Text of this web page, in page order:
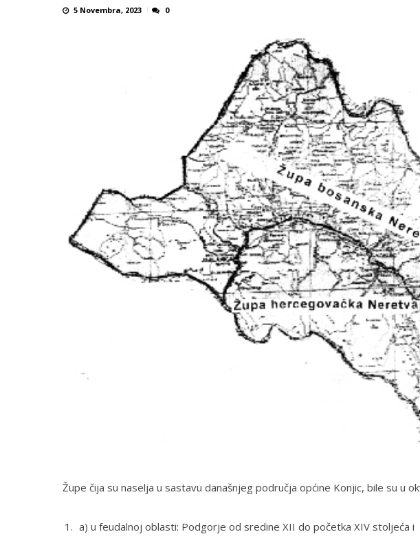
5 Novembra, 2023 0
Župe čija su naselja u sastavu današnjeg područja općine Konjic, bile su u
a) u feudalnoj oblasti: Podgorje od sredine XII do početka XIV stoljeća i